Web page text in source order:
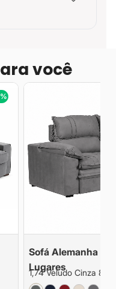
você
Sofá Alemanha
Lugares
1,74 Veludo Cinza